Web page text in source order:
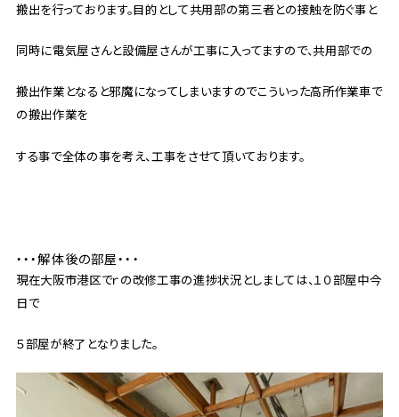
搬出を行っております。目的として共用部の第三者との接触を防ぐ事と
同時に電気屋さんと設備屋さんが工事に入ってますので、共用部での
搬出作業となると邪魔になってしまいますのでこういった高所作業車で
の搬出作業を
する事で全体の事を考え、工事をさせて頂いております。
・・・解体後の部屋・・・
現在大阪市港区でｒの改修工事の進捗状況としましては、１０部屋中今
日で
５部屋が終了となりました。